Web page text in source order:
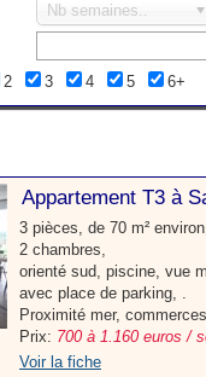
Nb semaines..
2 3 4 5 6+
Appartement T3 à
3 pièces, de 70 m²
2 chambres,
orienté sud, piscine, vue
avec place de parking, .
Proximité mer, commerces
Prix: 700 à 1.160 euros /
Voir la fiche